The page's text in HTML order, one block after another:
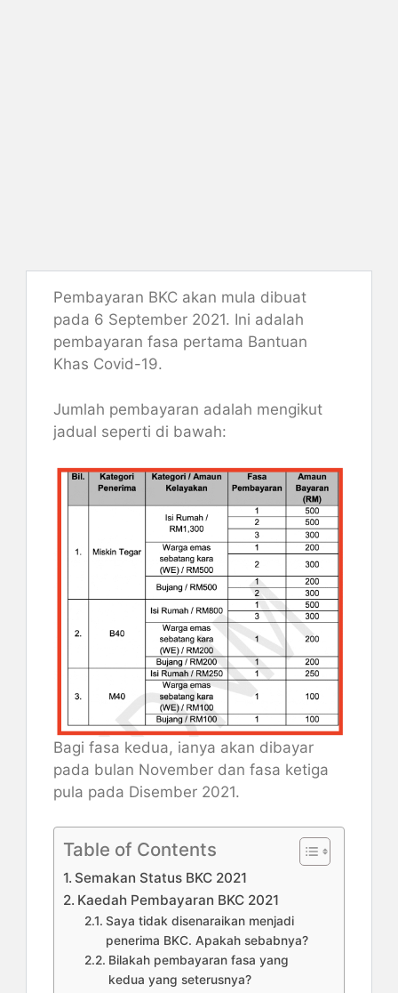
Pembayaran BKC akan mula dibuat
pada 6 September 2021. Ini adalah
pembayaran fasa pertama Bantuan
Khas Covid-19.
Jumlah pembayaran adalah mengikut
jadual seperti di bawah:
Bagi fasa kedua, ianya akan dibayar
pada bulan November dan fasa ketiga
pula pada Disember 2021.
Table of Contents
Semakan Status BKC 2021
Kaedah Pembayaran BKC 2021
Saya tidak disenaraikan menjadi
penerima BKC. Apakah sebabnya?
Bilakah pembayaran fasa yang
kedua yang seterusnya?